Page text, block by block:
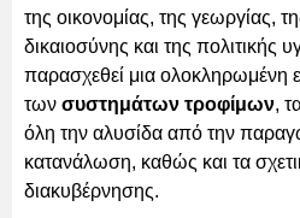
της οικονομίας, της γεωργίας,
δικαιοσύνης και της πολιτικής
παρασχεθεί μια ολοκληρωμένη
των συστημάτων τροφίμων,
όλη την αλυσίδα από την
κατανάλωση, καθώς και τα
διακυβέρνησης.